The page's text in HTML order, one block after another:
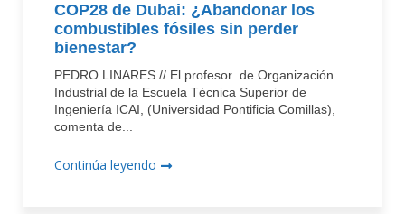
COP28 de Dubai: ¿Abandonar los
combustibles fósiles sin perder
bienestar?
PEDRO LINARES.// El profesor de Organización
Industrial de la Escuela Técnica Superior de
Ingeniería ICAI, (Universidad Pontificia Comillas),
comenta de...
Continúa leyendo